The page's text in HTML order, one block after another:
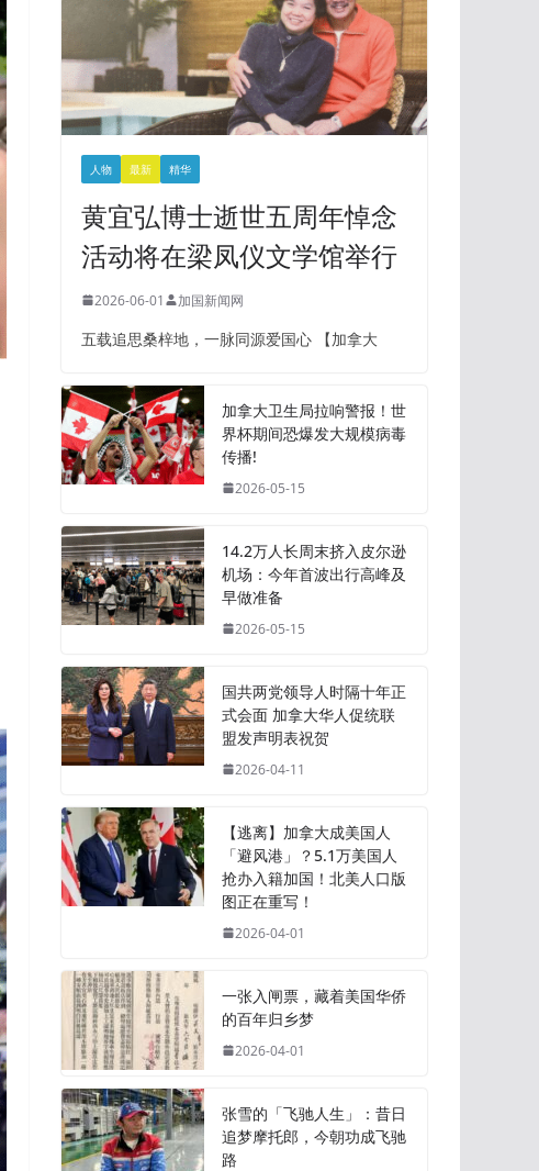
人物 最新 精华
黄宜弘博士逝世五周年悼念
活动将在梁凤仪文学馆举行
2026-06-01 加国新闻网
五载追思桑梓地，一脉同源爱国心 【加拿大
加拿大卫生局拉响警报！世
界杯期间恐爆发大规模病毒
传播!
2026-05-15
14.2万人长周末挤入皮尔逊
机场：今年首波出行高峰及
早做准备
2026-05-15
国共两党领导人时隔十年正
式会面 加拿大华人促统联
盟发声明表祝贺
2026-04-11
【逃离】加拿大成美国人
「避风港」？5.1万美国人
抢办入籍加国！北美人口版
图正在重写！
2026-04-01
一张入闸票，藏着美国华侨
的百年归乡梦
2026-04-01
张雪的「飞驰人生」：昔日
追梦摩托郎，今朝功成飞驰
路